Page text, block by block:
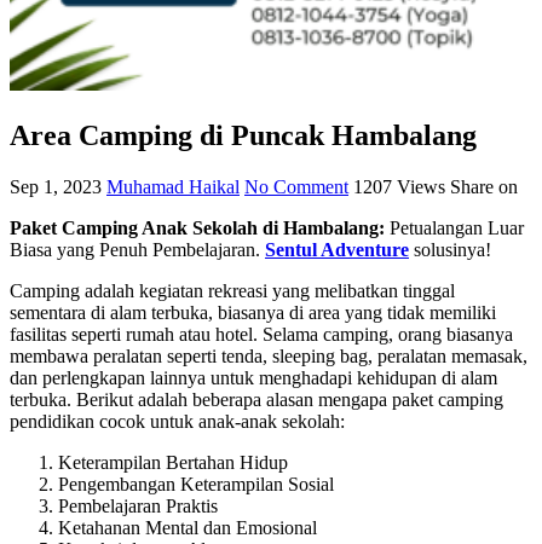
Area Camping di Puncak Hambalang
Sep 1, 2023 Muhamad Haikal No Comment 1207 Views Share on
Paket Camping Anak Sekolah di Hambalang: Petualangan Luar
Biasa yang Penuh Pembelajaran. Sentul Adventure solusinya!
Camping adalah kegiatan rekreasi yang melibatkan tinggal
sementara di alam terbuka, biasanya di area yang tidak memiliki
fasilitas seperti rumah atau hotel. Selama camping, orang biasanya
membawa peralatan seperti tenda, sleeping bag, peralatan memasak,
dan perlengkapan lainnya untuk menghadapi kehidupan di alam
terbuka. Berikut adalah beberapa alasan mengapa paket camping
pendidikan cocok untuk anak-anak sekolah:
Keterampilan Bertahan Hidup
Pengembangan Keterampilan Sosial
Pembelajaran Praktis
Ketahanan Mental dan Emosional